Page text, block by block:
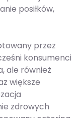
posiłków,
przez
konsumenci
ale również
większe
zdrowych